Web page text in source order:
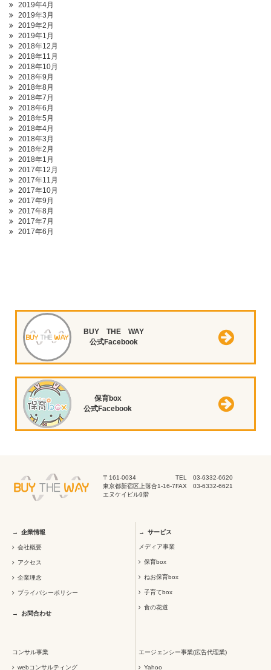
2019年4月
2019年3月
2019年2月
2019年1月
2018年12月
2018年11月
2018年10月
2018年9月
2018年8月
2018年7月
2018年6月
2018年5月
2018年4月
2018年3月
2018年2月
2018年1月
2017年12月
2017年11月
2017年10月
2017年9月
2017年8月
2017年7月
2017年6月
BUY THE WAY
公式Facebook
保育box
公式Facebook
〒161-0034
東京都新宿区上落合1-16-7
エヌケイビル9階
TEL 03-6332-6620
FAX 03-6332-6621
企業情報
会社概要
アクセス
企業理念
プライバシーポリシー
お問合わせ
サービス
メディア事業
保育box
ねお保育box
子育てbox
食の花道
コンサル事業
webコンサルティング
エージェンシー事業(広告代理業)
Yahoo